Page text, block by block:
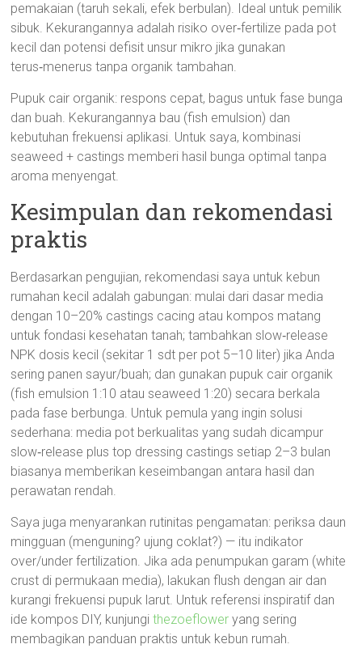
pemakaian (taruh sekali, efek berbulan). Ideal untuk pemilik
sibuk. Kekurangannya adalah risiko over‑fertilize pada pot
kecil dan potensi defisit unsur mikro jika gunakan
terus‑menerus tanpa organik tambahan.
Pupuk cair organik: respons cepat, bagus untuk fase bunga
dan buah. Kekurangannya bau (fish emulsion) dan
kebutuhan frekuensi aplikasi. Untuk saya, kombinasi
seaweed + castings memberi hasil bunga optimal tanpa
aroma menyengat.
Kesimpulan dan rekomendasi
praktis
Berdasarkan pengujian, rekomendasi saya untuk kebun
rumahan kecil adalah gabungan: mulai dari dasar media
dengan 10–20% castings cacing atau kompos matang
untuk fondasi kesehatan tanah; tambahkan slow‑release
NPK dosis kecil (sekitar 1 sdt per pot 5–10 liter) jika Anda
sering panen sayur/buah; dan gunakan pupuk cair organik
(fish emulsion 1:10 atau seaweed 1:20) secara berkala
pada fase berbunga. Untuk pemula yang ingin solusi
sederhana: media pot berkualitas yang sudah dicampur
slow‑release plus top dressing castings setiap 2–3 bulan
biasanya memberikan keseimbangan antara hasil dan
perawatan rendah.
Saya juga menyarankan rutinitas pengamatan: periksa daun
mingguan (menguning? ujung coklat?) — itu indikator
over/under fertilization. Jika ada penumpukan garam (white
crust di permukaan media), lakukan flush dengan air dan
kurangi frekuensi pupuk larut. Untuk referensi inspiratif dan
ide kompos DIY, kunjungithezoeflower yang sering
membagikan panduan praktis untuk kebun rumah.